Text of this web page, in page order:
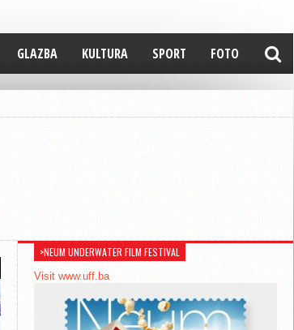
GLAZBA KULTURA SPORT FOTO
>NEUM UNDERWATER FILM FESTIVAL
Visit www.uff.ba